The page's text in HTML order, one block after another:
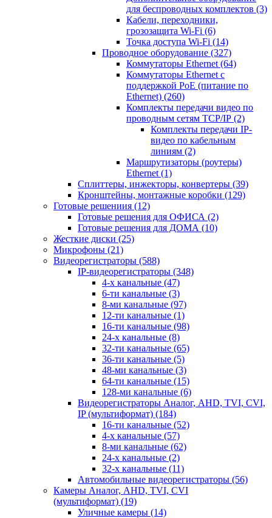
для беспроводных комплектов (3)
Кабели, переходники,
грозозащита Wi-Fi (6)
Точка доступа Wi-Fi (14)
Проводное оборудование (327)
Коммутаторы Ethernet (64)
Коммутаторы Ethernet с
поддержкой PoE (питание по
Ethernet) (260)
Комплекты передачи видео по
проводным сетям TCP/IP (2)
Комплекты передачи IP-
видео по кабельным
линиям (2)
Маршрутизаторы (роутеры)
Ethernet (1)
Сплиттеры, инжекторы, конвертеры (39)
Кронштейны, монтажные коробки (129)
Готовые решениия (12)
Готовые решения для ОФИСА (2)
Готовые решения для ДОМА (10)
Жесткие диски (25)
Микрофоны (21)
Видеорегистраторы (588)
IP-видеорегистраторы (348)
4-х канальные (47)
6-ти канальные (3)
8-ми канальные (97)
12-ти канальные (1)
16-ти канальные (98)
24-х канальные (8)
32-ти канальные (65)
36-ти канальные (5)
48-ми канальные (3)
64-ти канальные (15)
128-ми канальные (6)
Видеорегистраторы Аналог, AHD, TVI, CVI,
IP (мультиформат) (184)
16-ти канальные (52)
4-х канальные (57)
8-ми канальные (62)
24-х канальные (2)
32-х канальные (11)
Автомобильные видеорегистраторы (56)
Камеры Аналог, AHD, TVI, CVI
(мультиформат) (19)
Уличные камеры (14)